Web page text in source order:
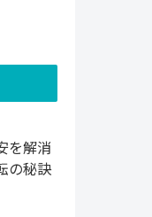
を解消
の秘訣